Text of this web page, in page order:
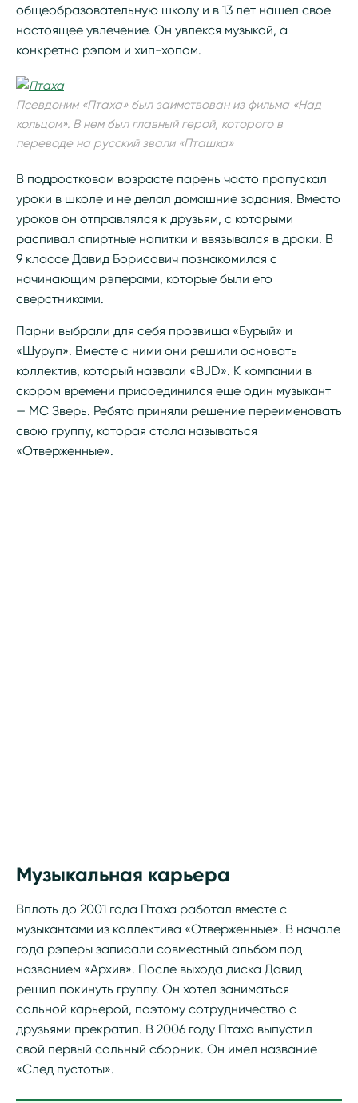
общеобразовательную школу и в 13 лет нашел свое
настоящее увлечение. Он увлекся музыкой, а
конкретно рэпом и хип-хопом.
Псевдоним «Птаха» был заимствован из фильма «Над
кольцом». В нем был главный герой, которого в
переводе на русский звали «Пташка»
В подростковом возрасте парень часто пропускал
уроки в школе и не делал домашние задания. Вместо
уроков он отправлялся к друзьям, с которыми
распивал спиртные напитки и ввязывался в драки. В
9 классе Давид Борисович познакомился с
начинающим рэперами, которые были его
сверстниками.
Парни выбрали для себя прозвища «Бурый» и
«Шуруп». Вместе с ними они решили основать
коллектив, который назвали «BJD». К компании в
скором времени присоединился еще один музыкант
— МС Зверь. Ребята приняли решение переименовать
свою группу, которая стала называться
«Отверженные».
Музыкальная карьера
Вплоть до 2001 года Птаха работал вместе с
музыкантами из коллектива «Отверженные». В начале
года рэперы записали совместный альбом под
названием «Архив». После выхода диска Давид
решил покинуть группу. Он хотел заниматься
сольной карьерой, поэтому сотрудничество с
друзьями прекратил. В 2006 году Птаха выпустил
свой первый сольный сборник. Он имел название
«След пустоты».